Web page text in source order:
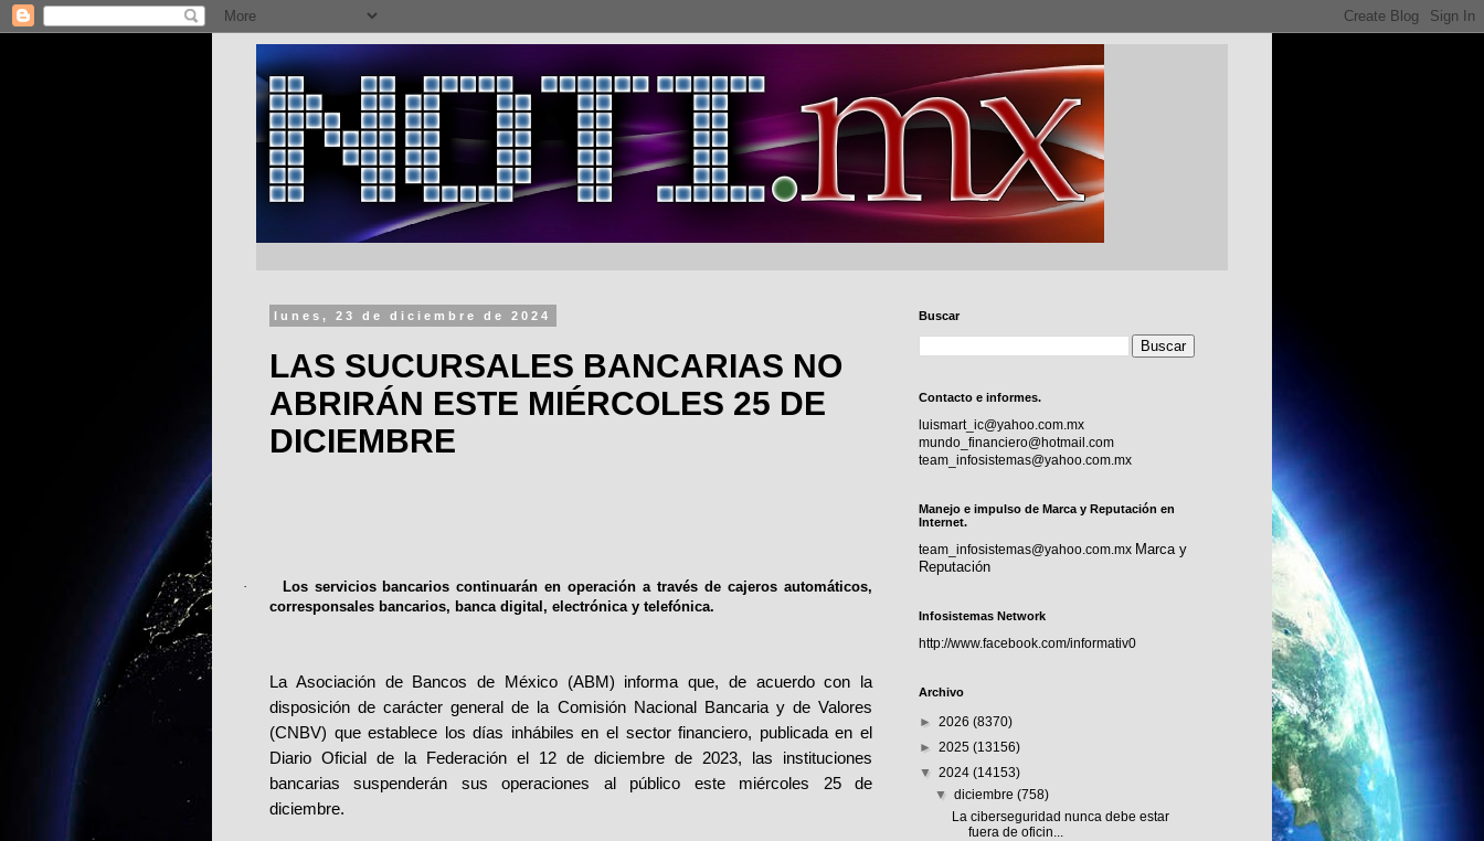
lunes, 23 de diciembre de 2024
LAS SUCURSALES BANCARIAS NO
ABRIRÁN ESTE MIÉRCOLES 25 DE
DICIEMBRE
·
Los servicios bancarios continuarán en operación a través de cajeros automáticos,
corresponsales bancarios, banca digital, electrónica y telefónica.
La Asociación de Bancos de México (ABM) informa que, de acuerdo con la
disposición de carácter general de la Comisión Nacional Bancaria y de Valores
(CNBV) que establece los días inhábiles en el sector financiero, publicada en el
Diario Oficial de la Federación el 12 de diciembre de 2023, las instituciones
bancarias suspenderán sus operaciones al público este miércoles 25 de
diciembre.
Buscar
Contacto e informes.
luismart_ic@yahoo.com.mx
mundo_financiero@hotmail.com
team_infosistemas@yahoo.com.mx
Manejo e impulso de Marca y Reputación en
Internet.
team_infosistemas@yahoo.com.mx Marca y
Reputación
Infosistemas Network
http://www.facebook.com/informativ0
Archivo
► 2026 (8370)
► 2025 (13156)
▼ 2024 (14153)
▼diciembre(758)
La ciberseguridad nunca debe estar
fuera de oficin...